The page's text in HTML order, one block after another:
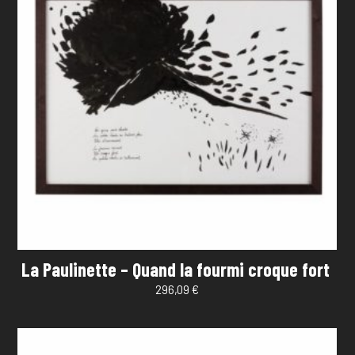
La Paulinette – Quand la fourmi croque fort
296,09 €